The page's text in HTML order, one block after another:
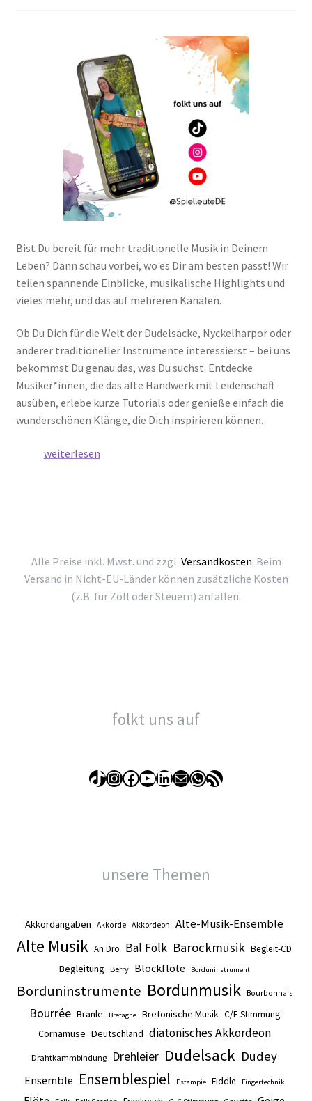
Bist Du bereit für mehr traditionelle Musik in Deinem
Leben? Dann schau vorbei, wo es Dir am besten passt! Wir
teilen spannende Einblicke, musikalische Highlights und
vieles mehr, und das auf mehreren Kanälen.
Ob Du Dich für die Welt der Dudelsäcke, Nyckelharpor oder
anderer traditioneller Instrumente interessierst – bei uns
bekommst Du genau das, was Du suchst. Entdecke
Musiker*innen, die das alte Handwerk mit Leidenschaft
ausüben, erlebe kurze Tutorials oder genieße einfach die
wunderschönen Klänge, die Dich inspirieren können.
Folkt
Der
Verlag
weiterlesen
Alle Preise inkl. Mwst. und zzgl. Versandkosten. Beim
Versand in Nicht-EU-Länder können zusätzliche Kosten
(z.B. für Zoll oder Steuern) anfallen.
folkt uns auf
TikTok
Instagram
Facebook
YouTube
LinkedIn
E-MailWhatsApp
RSS-Feed
unsere Themen
Akkordangaben Akkorde Akkordeon Alte-Musik-Ensemble
Alte Musik An Dro Bal Folk Barockmusik Begleit-CD
Begleitung Berry Blockflöte Borduninstrument
Borduninstrumente Bordunmusik Bourbonnais
Bourrée Branle Bretagne Bretonische Musik C/F-Stimmung
Cornamuse Deutschland diatonisches Akkordeon
Drahtkammbindung Drehleier Dudelsack Dudey
Ensemble Ensemblespiel Estampie Fiddle Fingertechnik